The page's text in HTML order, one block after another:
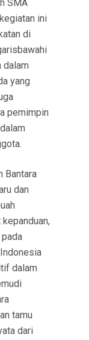
SMA
ini
di
dalam
yang
pemimpin
Bantara
dan
dalam
tamu
dari